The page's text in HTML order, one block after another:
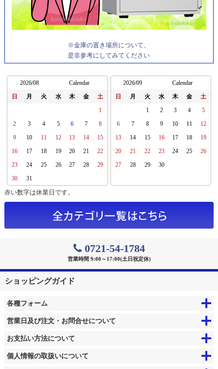
※金庫の置き場所について、
是非参考にしてみてください
2026/08 Calendar
日 月 火 水 木 金 土
1
2 3 4 5 6 7 8
9 10 11 12 13 14 15
16 17 18 19 20 21 22
23 24 25 26 27 28 29
30 31
2026/09 Calendar
日 月 火 水 木 金 土
1 2 3 4 5
6 7 8 9 10 11 12
13 14 15 16 17 18 19
20 21 22 23 24 25 26
27 28 29 30
赤い数字は休業日です。
0721-54-1784
営業時間 9:00～17:00(土日祝定休)
ショッピングガイド
各種フォーム
営業日及び注文・お問合せについて
お支払い方法について
個人情報の取扱いについて